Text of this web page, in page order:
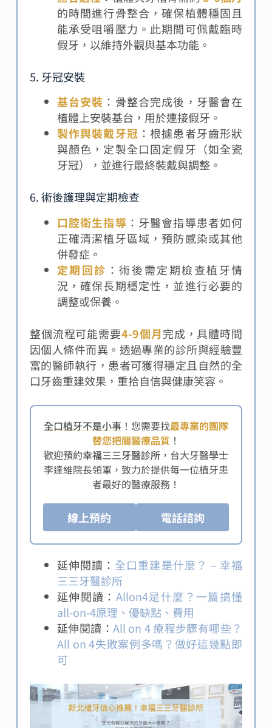
的時間進行骨整合，確保植體穩固且
能承受咀嚼壓力。此期間可佩戴臨時
假牙，以維持外觀與基本功能。
5. 牙冠安裝
基台安裝 ：骨整合完成後，牙醫會在
植體上安裝基台，用於連接假牙。
製作與裝戴牙冠 ：根據患者牙齒形狀
與顏色，定製全口固定假牙（如全瓷
牙冠），並進行最終裝戴與調整。
6. 術後護理與定期檢查
口腔衛生指導 ：牙醫會指導患者如何
正確清潔植牙區域，預防感染或其他
併發症。
定期回診 ：術後需定期檢查植牙情
況，確保長期穩定性，並進行必要的
調整或保養。
整個流程可能需要4-9個月完成，具體時間
因個人條件而異。透過專業的診所與經驗豐
富的醫師執行，患者可獲得穩定且自然的全
口牙齒重建效果，重拾自信與健康笑容。
全口植牙不是小事！您需要找最專業的團隊
替您把關醫療品質！
歡迎預約幸福三三牙醫診所，台大牙醫學士
李達維院長領軍，致力於提供每一位植牙患
者最好的醫療服務！
線上預約 電話諮詢
延伸閱讀： 全口重建是什麼？ – 幸福
三三牙醫診所
延伸閱讀： Allon4是什麼？一篇搞懂
all-on-4原理、優缺點、費用
延伸閱讀： All on 4 療程步驟有哪些？
All on 4失敗案例多嗎？做好這幾點即
可